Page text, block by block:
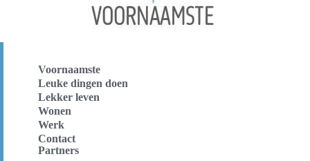
Voornaamste
Leuke dingen doen
Lekker leven
Wonen
Werk
Contact
Partners